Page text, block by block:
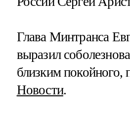
Глава Минтранса
выразил
близким покойного,
Новости.